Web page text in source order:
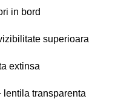
in bord
superioara
extinsa
lentila transparenta